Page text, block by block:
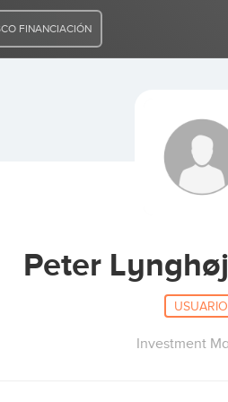
FINANCIACIÓN
Peter
USUARIO
Investment